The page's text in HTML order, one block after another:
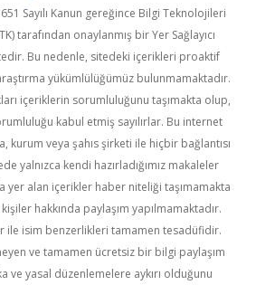
Sayılı Kanun gereğince Bilgi Teknolojileri
tarafından onaylanmış bir Yer Sağlayıcı
Bu nedenle, sitedeki içerikleri proaktif
yükümlülüğümüz bulunmamaktadır.
içeriklerin sorumluluğunu taşımakta olup,
kabul etmiş sayılırlar. Bu internet
kurum veya şahıs şirketi ile hiçbir bağlantısı
yalnızca kendi hazırladığımız makaleler
yer alan içerikler haber niteliği taşımamakta
hakkında paylaşım yapılmamaktadır.
ile isim benzerlikleri tamamen tesadüfidir.
ve tamamen ücretsiz bir bilgi paylaşım
ve yasal düzenlemelere aykırı olduğunu